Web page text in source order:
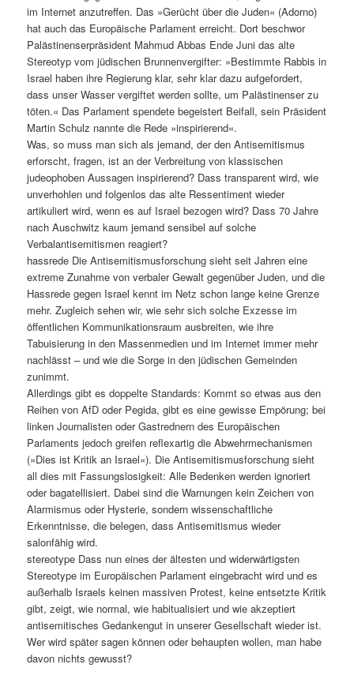
im Internet anzutreffen. Das »Gerücht über die Juden« (Adorno)
hat auch das Europäische Parlament erreicht. Dort beschwor
Palästinenserpräsident Mahmud Abbas Ende Juni das alte
Stereotyp vom jüdischen Brunnenvergifter: »Bestimmte Rabbis in
Israel haben ihre Regierung klar, sehr klar dazu aufgefordert,
dass unser Wasser vergiftet werden sollte, um Palästinenser zu
töten.« Das Parlament spendete begeistert Beifall, sein Präsident
Martin Schulz nannte die Rede »inspirierend«.
Was, so muss man sich als jemand, der den Antisemitismus
erforscht, fragen, ist an der Verbreitung von klassischen
judeophoben Aussagen inspirierend? Dass transparent wird, wie
unverhohlen und folgenlos das alte Ressentiment wieder
artikuliert wird, wenn es auf Israel bezogen wird? Dass 70 Jahre
nach Auschwitz kaum jemand sensibel auf solche
Verbalantisemitismen reagiert?
hassrede Die Antisemitismusforschung sieht seit Jahren eine
extreme Zunahme von verbaler Gewalt gegenüber Juden, und die
Hassrede gegen Israel kennt im Netz schon lange keine Grenze
mehr. Zugleich sehen wir, wie sehr sich solche Exzesse im
öffentlichen Kommunikationsraum ausbreiten, wie ihre
Tabuisierung in den Massenmedien und im Internet immer mehr
nachlässt – und wie die Sorge in den jüdischen Gemeinden
zunimmt.
Allerdings gibt es doppelte Standards: Kommt so etwas aus den
Reihen von AfD oder Pegida, gibt es eine gewisse Empörung; bei
linken Journalisten oder Gastrednern des Europäischen
Parlaments jedoch greifen reflexartig die Abwehrmechanismen
(»Dies ist Kritik an Israel«). Die Antisemitismusforschung sieht
all dies mit Fassungslosigkeit: Alle Bedenken werden ignoriert
oder bagatellisiert. Dabei sind die Warnungen kein Zeichen von
Alarmismus oder Hysterie, sondern wissenschaftliche
Erkenntnisse, die belegen, dass Antisemitismus wieder
salonfähig wird.
stereotype Dass nun eines der ältesten und widerwärtigsten
Stereotype im Europäischen Parlament eingebracht wird und es
außerhalb Israels keinen massiven Protest, keine entsetzte Kritik
gibt, zeigt, wie normal, wie habitualisiert und wie akzeptiert
antisemitisches Gedankengut in unserer Gesellschaft wieder ist.
Wer wird später sagen können oder behaupten wollen, man habe
davon nichts gewusst?